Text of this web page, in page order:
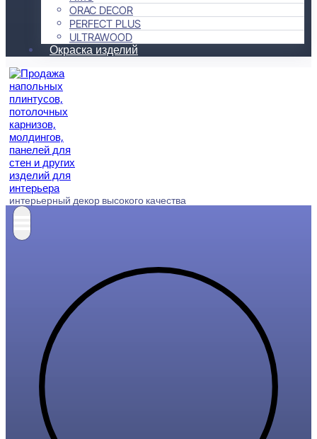
ORAC DECOR
PERFECT PLUS
ULTRAWOOD
Окраска изделий
интерьерный декор высокого качества